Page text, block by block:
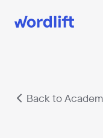
Back to